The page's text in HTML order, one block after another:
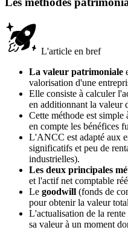
L'article en bref
La valeur patrimoniale
valorisation d'une
Elle consiste à calculer
en additionnant la valeur
Cette méthode est
en compte les bénéfices
L'ANCC est adapté aux
significatifs et peu de
industrielles).
Les deux principales
et l'actif net comptable
Le goodwill (fonds de
pour obtenir la valeur
L'actualisation de la
sa valeur à un moment